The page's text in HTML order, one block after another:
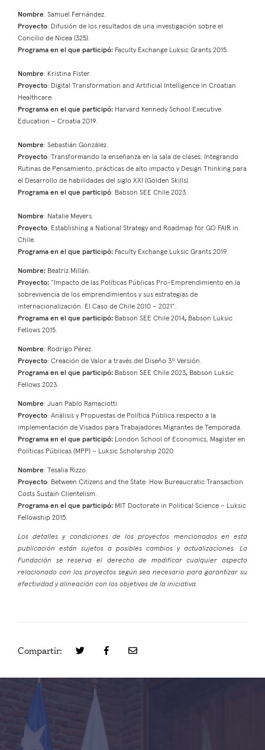
Nombre: Samuel Fernández.
Proyecto: Difusión de los resultados de una investigación sobre el
Concilio de Nicea (325).
Programa en el que participó: Faculty Exchange Luksic Grants 2015.
Nombre: Kristina Fister.
Proyecto: Digital Transformation and Artificial Intelligence in Croatian
Healthcare.
Programa en el que participó: Harvard Kennedy School Executive
Education – Croatia 2019.
Nombre: Sebastián González.
Proyecto: Transformando la enseñanza en la sala de clases: Integrando
Rutinas de Pensamiento, prácticas de alto impacto y Design Thinking para
el Desarrollo de habilidades del siglo XXI (Golden Skills).
Programa en el que participó: Babson SEE Chile 2023.
Nombre: Natalie Meyers.
Proyecto: Establishing a National Strategy and Roadmap for GO FAIR in
Chile.
Programa en el que participó: Faculty Exchange Luksic Grants 2019.
Nombre: Beatriz Millán.
Proyecto: “Impacto de las Políticas Públicas Pro-Emprendimiento en la
sobrevivencia de los emprendimientos y sus estrategias de
internacionalización. El Caso de Chile 2010 – 2021”.
Programa en el que participó: Babson SEE Chile 2014, Babson Luksic
Fellows 2015.
Nombre: Rodrigo Pérez.
Proyecto: Creación de Valor a través del Diseño 3º Versión.
Programa en el que participó: Babson SEE Chile 2023, Babson Luksic
Fellows 2023.
Nombre: Juan Pablo Ramaciotti.
Proyecto: Análisis y Propuestas de Política Pública respecto a la
implementación de Visados para Trabajadores Migrantes de Temporada.
Programa en el que participó: London School of Economics, Magíster en
Políticas Públicas (MPP) – Luksic Scholarship 2020.
Nombre: Tesalia Rizzo.
Proyecto: Between Citizens and the State: How Bureaucratic Transaction
Costs Sustain Clientelism.
Programa en el que participó: MIT Doctorate in Political Science – Luksic
Fellowship 2015.
Los detalles y condiciones de los proyectos mencionados en esta
publicación están sujetos a posibles cambios y actualizaciones. La
Fundación se reserva el derecho de modificar cualquier aspecto
relacionado con los proyectos según sea necesario para garantizar su
efectividad y alineación con los objetivos de la iniciativa.
Compartir: